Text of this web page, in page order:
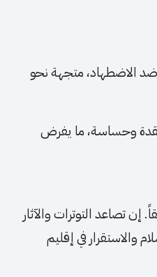
الاضطهاد، متجهة نحو
وحساسة، ما يفرض
تصاعد التوترات والآثار
والاستقرار في إقليم